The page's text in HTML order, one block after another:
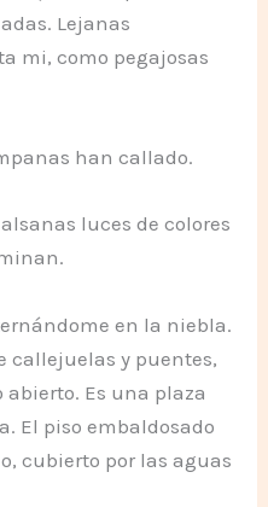
Lejanas
mi, como pegajosas
han callado.
luces de colores
en la niebla.
callejuelas y puentes,
Es una plaza
El piso embaldosado
cubierto por las aguas